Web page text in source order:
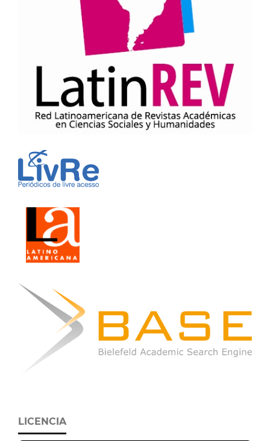
LICENCIA